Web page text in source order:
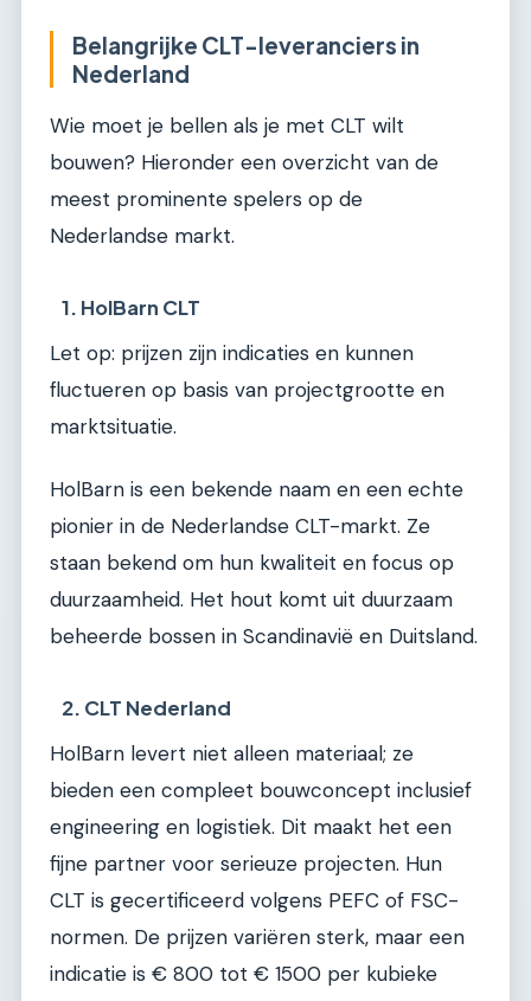
Belangrijke CLT-leveranciers in
Nederland
Wie moet je bellen als je met CLT wilt
bouwen? Hieronder een overzicht van de
meest prominente spelers op de
Nederlandse markt.
1. HolBarn CLT
Let op: prijzen zijn indicaties en kunnen
fluctueren op basis van projectgrootte en
marktsituatie.
HolBarn is een bekende naam en een echte
pionier in de Nederlandse CLT-markt. Ze
staan bekend om hun kwaliteit en focus op
duurzaamheid. Het hout komt uit duurzaam
beheerde bossen in Scandinavië en Duitsland.
2. CLT Nederland
HolBarn levert niet alleen materiaal; ze
bieden een compleet bouwconcept inclusief
engineering en logistiek. Dit maakt het een
fijne partner voor serieuze projecten. Hun
CLT is gecertificeerd volgens PEFC of FSC-
normen. De prijzen variëren sterk, maar een
indicatie is € 800 tot € 1500 per kubieke